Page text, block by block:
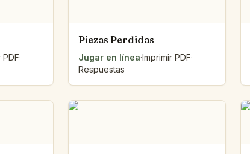
PDF·
Piezas Perdidas
Jugar en línea·Imprimir PDF·
Respuestas